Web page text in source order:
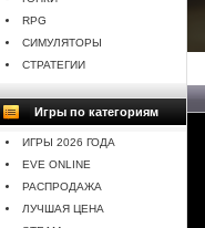
RPG
СИМУЛЯТОРЫ
СТРАТЕГИИ
Игры по категориям
ИГРЫ 2026 ГОДА
EVE ONLINE
РАСПРОДАЖА
ЛУЧШАЯ ЦЕНА